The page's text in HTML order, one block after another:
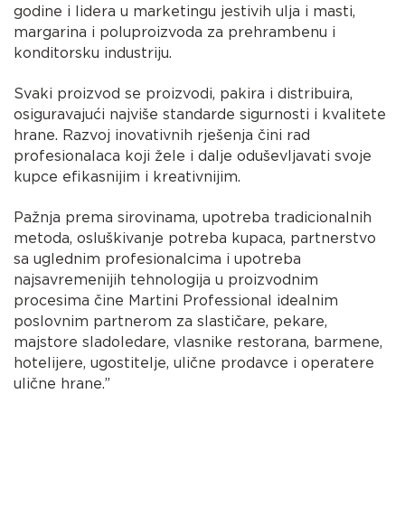
godine i lidera u marketingu jestivih ulja i masti,
margarina i poluproizvoda za prehrambenu i
konditorsku industriju.
Svaki proizvod se proizvodi, pakira i distribuira,
osiguravajući najviše standarde sigurnosti i kvalitete
hrane. Razvoj inovativnih rješenja čini rad
profesionalaca koji žele i dalje oduševljavati svoje
kupce efikasnijim i kreativnijim.
Pažnja prema sirovinama, upotreba tradicionalnih
metoda, osluškivanje potreba kupaca, partnerstvo
sa uglednim profesionalcima i upotreba
najsavremenijih tehnologija u proizvodnim
procesima čine Martini Professional idealnim
poslovnim partnerom za slastičare, pekare,
majstore sladoledare, vlasnike restorana, barmene,
hotelijere, ugostitelje, ulične prodavce i operatere
ulične hrane.”